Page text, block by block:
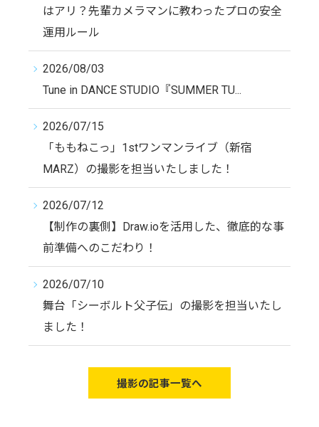
はアリ？先輩カメラマンに教わったプロの安全
運用ルール
2026/08/03
Tune in DANCE STUDIO『SUMMER TU...
2026/07/15
「ももねこっ」1stワンマンライブ（新宿
MARZ）の撮影を担当いたしました！
2026/07/12
【制作の裏側】Draw.ioを活用した、徹底的な事
前準備へのこだわり！
2026/07/10
舞台「シーボルト父子伝」の撮影を担当いたし
ました！
撮影の記事一覧へ